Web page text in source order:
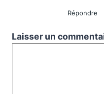
Répondre
Laisser un